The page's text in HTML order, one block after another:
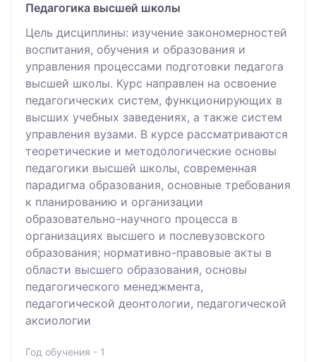
Педагогика высшей школы
Цель дисциплины: изучение закономерностей
воспитания, обучения и образования и
управления процессами подготовки педагога
высшей школы. Курс направлен на освоение
педагогических систем, функционирующих в
высших учебных заведениях, а также систем
управления вузами. В курсе рассматриваются
теоретические и методологические основы
педагогики высшей школы, современная
парадигма образования, основные требования
к планированию и организации
образовательно-научного процесса в
организациях высшего и послевузовского
образования; нормативно-правовые акты в
области высшего образования, основы
педагогического менеджмента,
педагогической деонтологии, педагогической
аксиологии
Год обучения - 1